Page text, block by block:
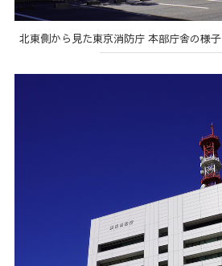
北東側から見た東京消防庁 本部庁舎の様子